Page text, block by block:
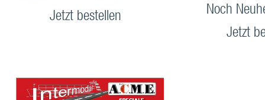
Jetzt bestellen
Noch
Jetzt